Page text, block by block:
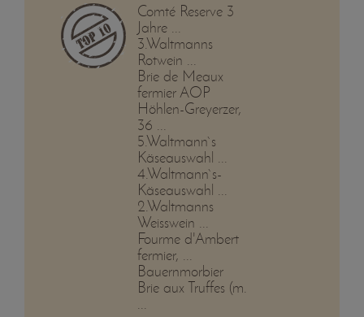
Comté Reserve 3
Jahre ...
3.Waltmanns
Rotwein ...
Brie de Meaux
fermier AOP
Höhlen-Greyerzer,
36 ...
5.Waltmann`s
Käseauswahl ...
4.Waltmann`s-
Käseauswahl ...
2.Waltmanns
Weisswein ...
Fourme d'Ambert
fermier, ...
Bauernmorbier
Brie aux Truffes (m.
...